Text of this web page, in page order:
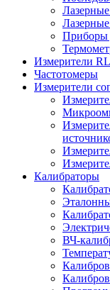
Приборы
Измерители
Частотомеры
Измерители
Калибраторы
ВЧ-